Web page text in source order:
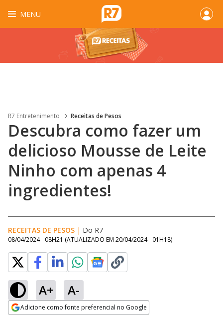
MENU
R7 Entretenimento Receitas de Pesos
Descubra como fazer um
delicioso Mousse de Leite
Ninho com apenas 4
ingredientes!
RECEITAS DE PESOS | Do R7
08/04/2024 - 08H21 (ATUALIZADO EM 20/04/2024 - 01H18)
A+ A-
Adicione como fonte preferencial no Google